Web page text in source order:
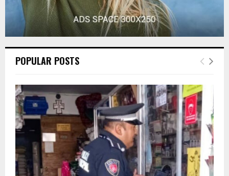
POPULAR POSTS